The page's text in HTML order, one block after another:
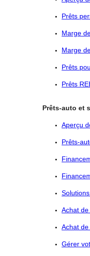
Prêts
Marge
Marge
Prêts
Prêts
Prêts-auto et
Aperçu
Prêts-
Achat
Achat
Gérer